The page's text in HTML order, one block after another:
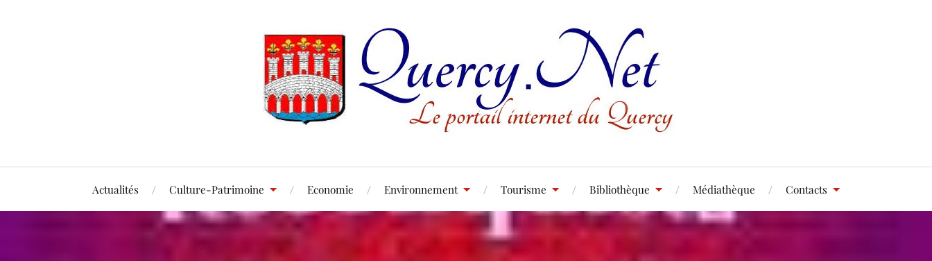
Actualités Culture-Patrimoine Economie Environnement Tourisme Bibliothèque Médiathèque Contacts